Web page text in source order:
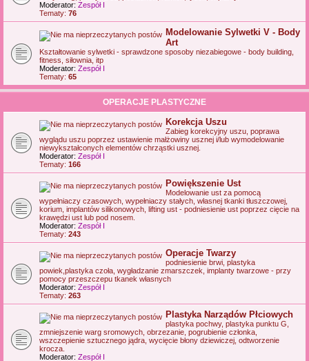
Moderator: Zespół I
Tematy: 76
Modelowanie Sylwetki V - Body
Art
Kształtowanie sylwetki - sprawdzone sposoby niezabiegowe - body building,
fitness, siłownia, itp
Moderator: Zespół I
Tematy: 65
OPERACJE PLASTYCZNE
Korekcja Uszu
Zabieg korekcyjny uszu, poprawa
wyglądu uszu poprzez ustawienie małżowiny usznej i/lub wymodelowanie
niewykształconych elementów chrząstki usznej.
Moderator: Zespół I
Tematy: 166
Powiększenie Ust
Modelowanie ust za pomocą
wypełniaczy czasowych, wypełniaczy stałych, własnej tkanki tłuszczowej,
korium, implantów silikonowych, lifting ust - podniesienie ust poprzez cięcie na
krawędzi ust lub pod nosem.
Moderator: Zespół I
Tematy: 243
Operacje Twarzy
podniesienie brwi, plastyka
powiek,plastyka czoła, wygładzanie zmarszczek, implanty twarzowe - przy
pomocy przeszczepu tkanek własnych
Moderator: Zespół I
Tematy: 263
Plastyka Narządów Płciowych
plastyka pochwy, plastyka punktu G,
zmniejszenie warg sromowych, obrzezanie, pogrubienie członka,
wszczepienie sztucznego jądra, wycięcie błony dziewiczej, odtworzenie
krocza.
Moderator: Zespół I